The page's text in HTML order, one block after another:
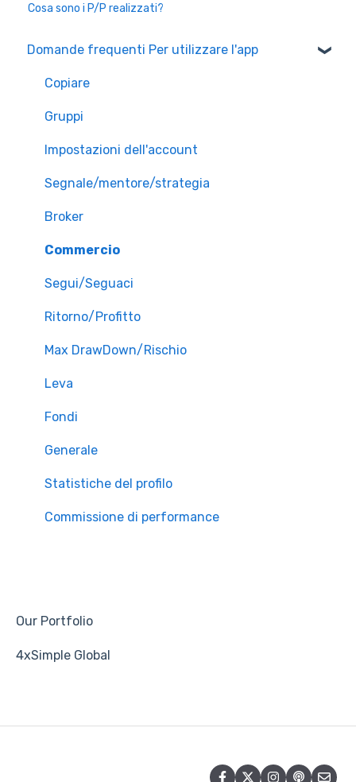
Cosa sono i P/P realizzati?
Domande frequenti Per utilizzare l'app
Copiare
Gruppi
Impostazioni dell'account
Segnale/mentore/strategia
Broker
Commercio
Segui/Seguaci
Ritorno/Profitto
Max DrawDown/Rischio
Leva
Fondi
Generale
Statistiche del profilo
Commissione di performance
Our Portfolio
4xSimple Global